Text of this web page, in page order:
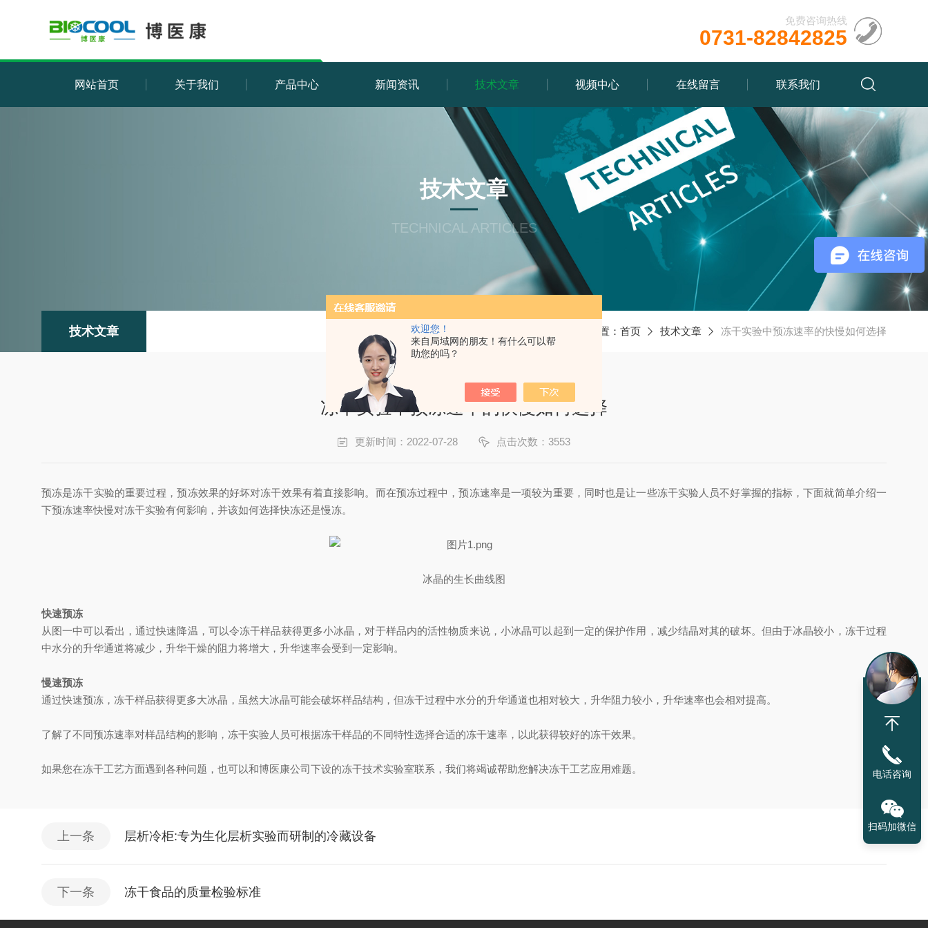
欢迎您！
来自局域网的朋友！有什么可以帮
助您的吗？
免费咨询热线
0731-82842825
网站首页 关于我们 产品中心 新闻资讯 技术文章 视频中心 在线留言 联系我们
技术文章
TECHNICAL ARTICLES
技术文章 当前位置： 首页 技术文章 冻干实验中预冻速率的快慢如何选择
冻干实验中预冻速率的快慢如何选择
更新时间：2022-07-28 点击次数：3553
预冻是冻干实验的重要过程，预冻效果的好坏对冻干效果有着直接影响。而在预冻过程中，预冻速率是一项较为重要，同时也是让一些冻干实验人员不好掌握的指标，下面就简单介绍一
下预冻速率快慢对冻干实验有何影响，并该如何选择快冻还是慢冻。
冰晶的生长曲线图
快速预冻
从图一中可以看出，通过快速降温，可以令冻干样品获得更多小冰晶，对于样品内的活性物质来说，小冰晶可以起到一定的保护作用，减少结晶对其的破坏。但由于冰晶较小，冻干过程
中水分的升华通道将减少，升华干燥的阻力将增大，升华速率会受到一定影响。
慢速预冻
通过快速预冻，冻干样品获得更多大冰晶，虽然大冰晶可能会破坏样品结构，但冻干过程中水分的升华通道也相对较大，升华阻力较小，升华速率也会相对提高。
了解了不同预冻速率对样品结构的影响，冻干实验人员可根据冻干样品的不同特性选择合适的冻干速率，以此获得较好的冻干效果。
如果您在冻干工艺方面遇到各种问题，也可以和博医康公司下设的冻干技术实验室联系，我们将竭诚帮助您解决冻干工艺应用难题。
上一条 层析冷柜:专为生化层析实验而研制的冷藏设备
下一条 冻干食品的质量检验标准
电话咨询
扫码加微信